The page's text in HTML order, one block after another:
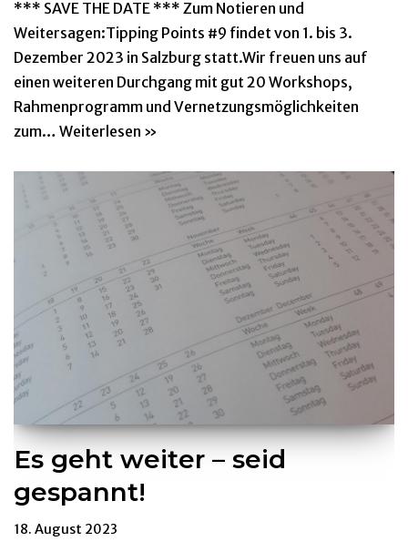
*** SAVE THE DATE *** Zum Notieren und
Weitersagen:Tipping Points #9 findet von 1. bis 3.
Dezember 2023 in Salzburg statt.Wir freuen uns auf
einen weiteren Durchgang mit gut 20 Workshops,
Rahmenprogramm und Vernetzungsmöglichkeiten
zum… Weiterlesen »
Es geht weiter – seid
gespannt!
18. August 2023